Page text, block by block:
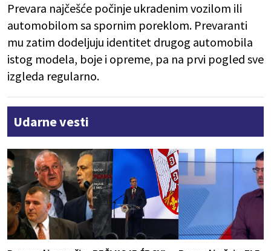
Prevara najčešće počinje ukradenim vozilom ili
automobilom sa spornim poreklom. Prevaranti
mu zatim dodeljuju identitet drugog automobila
istog modela, boje i opreme, pa na prvi pogled sve
izgleda regularno.
Udarne vesti